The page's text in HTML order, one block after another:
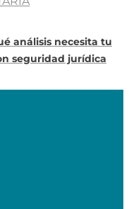
análisis necesita tu
seguridad jurídica